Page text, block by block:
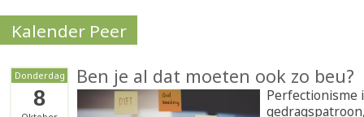
Kalender Peer
Donderdag
8
Ben je al dat moeten ook zo beu?
Perfectionisme